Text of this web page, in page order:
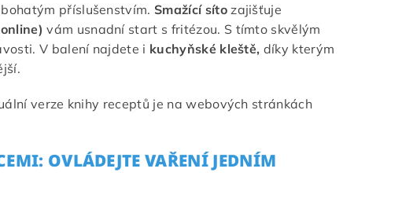
příslušenstvím. Smažící sítozajišťuje
vám usnadní start s fritézou. S tímto skvělým
V balení najdete i kuchyňské kleště, díky kterým
verze knihy receptů je na webových stránkách
OVLÁDEJTE VAŘENÍ JEDNÍM